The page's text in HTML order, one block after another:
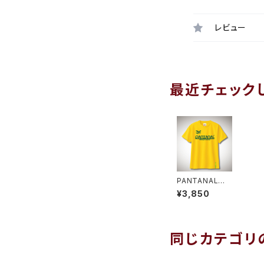
レビュー
最近チェック
PANTANAL
ベーシックプラT
シャツ イエロ
¥3,850
同じカテゴリ